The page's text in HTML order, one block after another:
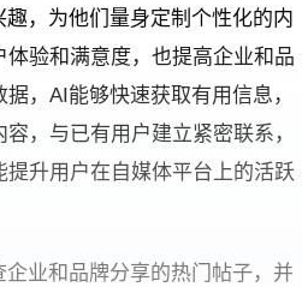
，为他们量身定制个性化的内
验和满意度，也提高企业和品
，AI能够快速获取有用信息，
，与已有用户建立紧密联系，
升用户在自媒体平台上的活跃
业和品牌分享的热门帖子，并